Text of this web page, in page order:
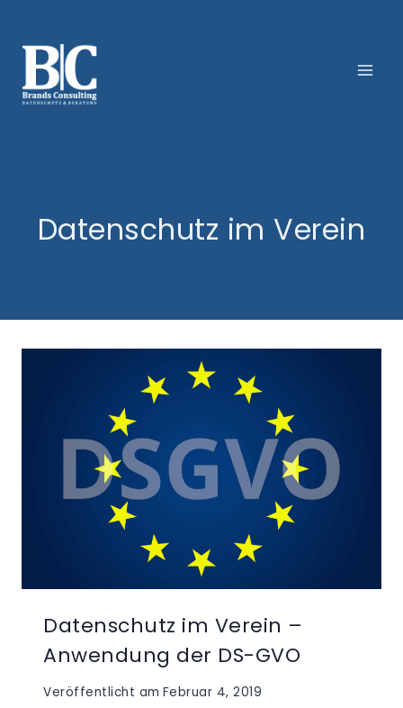
Inhalt
springen
Datenschutz im Verein
Datenschutz im Verein –
Anwendung der DS-GVO
Veröffentlicht am Februar 4, 2019